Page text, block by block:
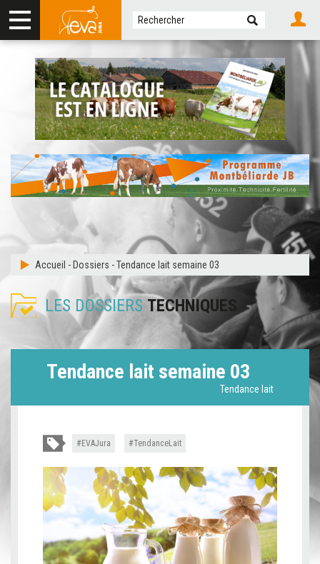
Accueil - Dossiers -Tendance lait semaine 03
LES DOSSIERS TECHNIQUES
Tendance lait semaine 03
Tendance lait
EVAJura TendanceLait